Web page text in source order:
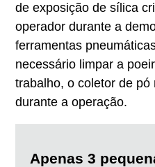
de exposição de sílica
operador durante a
ferramentas
necessário limpar a
trabalho, o coletor de
durante a operação.
Apenas 3